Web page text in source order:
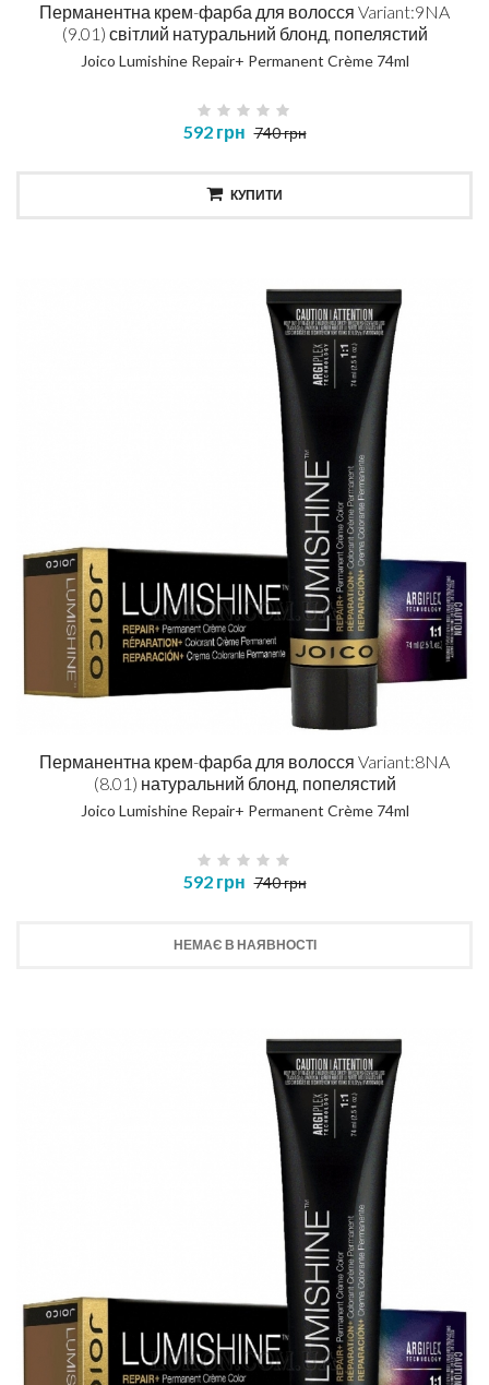
Перманентна крем-фарба для волосся Variant:9NA
(9.01) світлий натуральний блонд, попелястий
Joico Lumishine Repair+ Permanent Crème 74ml
592 грн 740 грн
КУПИТИ
Перманентна крем-фарба для волосся Variant:8NA
(8.01) натуральний блонд, попелястий
Joico Lumishine Repair+ Permanent Crème 74ml
592 грн 740 грн
НЕМАЄ В НАЯВНОСТІ